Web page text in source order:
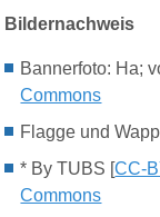
Bildernachweis
Bannerfoto: Ha;
Commons
Flagge und
* By TUBS [CC-
Commons